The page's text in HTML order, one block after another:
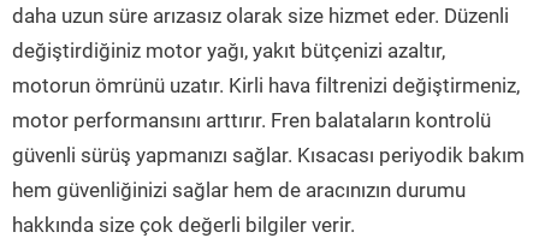
daha uzun süre arızasız olarak size hizmet eder. Düzenli
değiştirdiğiniz motor yağı, yakıt bütçenizi azaltır,
motorun ömrünü uzatır. Kirli hava filtrenizi değiştirmeniz,
motor performansını arttırır. Fren balataların kontrolü
güvenli sürüş yapmanızı sağlar. Kısacası periyodik bakım
hem güvenliğinizi sağlar hem de aracınızın durumu
hakkında size çok değerli bilgiler verir.